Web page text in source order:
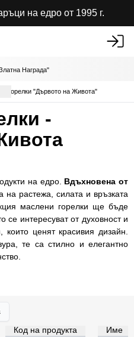
на едро от 1995 г.
Награда"
Горелки "Дървото на Живота"
-
на едро. Вдъхновена от
на растежа, силата и връзката
маслени горелки ще бъде
се интересуват от духовност и
ценят красивия дизайн.
те са стилно и елегантно
Код на продукта Име
Влезте за цени на едро